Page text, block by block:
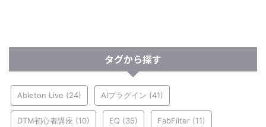
タグから探す
Ableton Live (24) AIプラグイン (41)
DTM初心者講座 (10) EQ (35) FabFilter (11)